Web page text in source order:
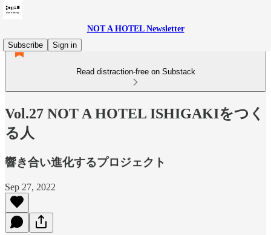
NOT A HOTEL Newsletter
Subscribe
Sign in
Read distraction-free on Substack
Vol.27 NOT A HOTEL ISHIGAKIをつく
る人
響き合い進化するプロジェクト
Sep 27, 2022